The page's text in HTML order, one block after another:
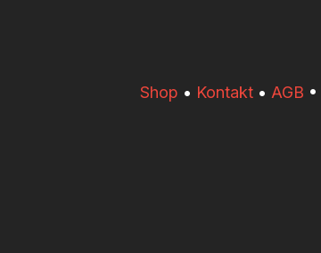
​​Shop • Kontakt• AGB •